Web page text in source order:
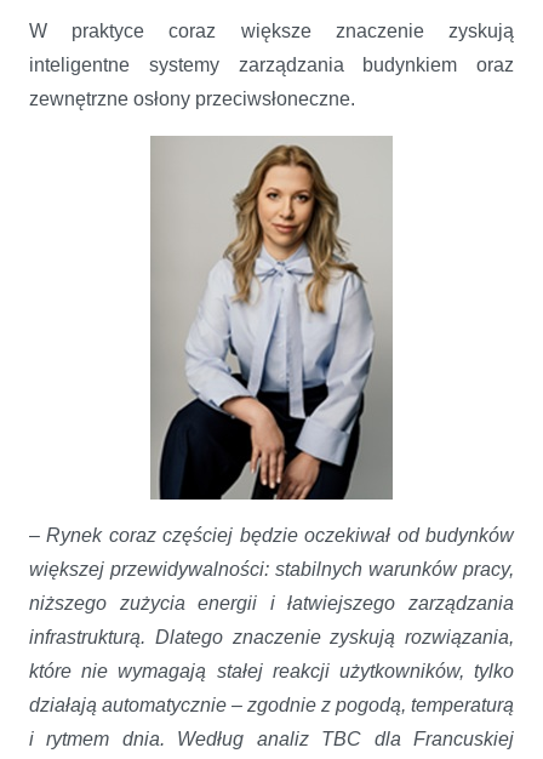
W praktyce coraz większe znaczenie zyskują
inteligentne systemy zarządzania budynkiem oraz
zewnętrzne osłony przeciwsłoneczne.
–Rynek coraz częściej będzie oczekiwał od budynków
większej przewidywalności: stabilnych warunków pracy,
niższego zużycia energii i łatwiejszego zarządzania
infrastrukturą. Dlatego znaczenie zyskują rozwiązania,
które nie wymagają stałej reakcji użytkowników, tylko
działają automatycznie – zgodnie z pogodą, temperaturą
i rytmem dnia. Według analiz TBC dla Francuskiej